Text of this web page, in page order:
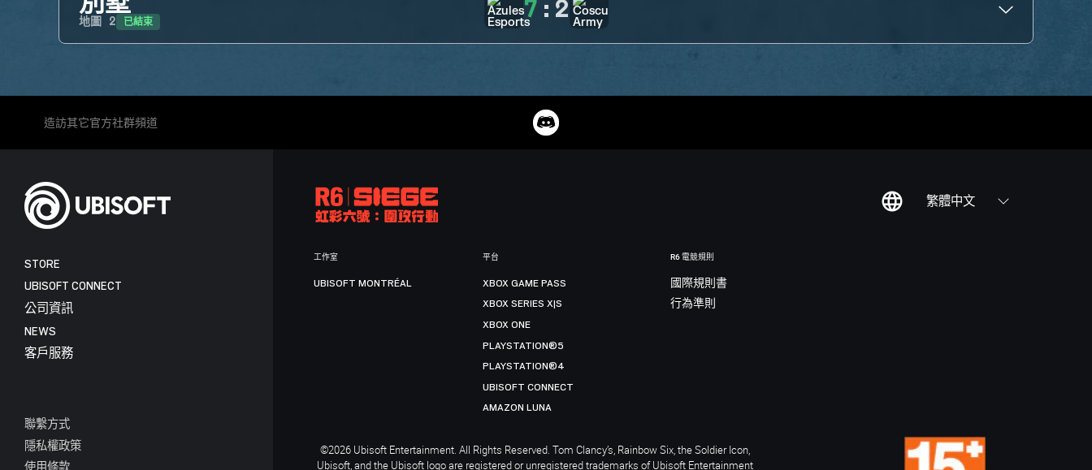
地圖 2 已結束 7 : 2
造訪其它官方社群頻道
繁體中文
STORE
UBISOFT CONNECT
公司資訊
NEWS
客戶服務
聯繫方式
隱私權政策
使用條款
工作室
UBISOFT MONTRÉAL
平台
XBOX GAME PASS
XBOX SERIES X|S
XBOX ONE
PLAYSTATION®5
PLAYSTATION®4
UBISOFT CONNECT
AMAZON LUNA
R6 電競規則
國際規則書
行為準則
©2026 Ubisoft Entertainment. All Rights Reserved. Tom Clancy’s, Rainbow Six, the Soldier Icon,
Ubisoft, and the Ubisoft logo are registered or unregistered trademarks of Ubisoft Entertainment